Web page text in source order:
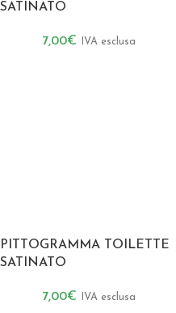
SATINATO
7,00€ IVA esclusa
PITTOGRAMMA TOILETTE
SATINATO
7,00€ IVA esclusa